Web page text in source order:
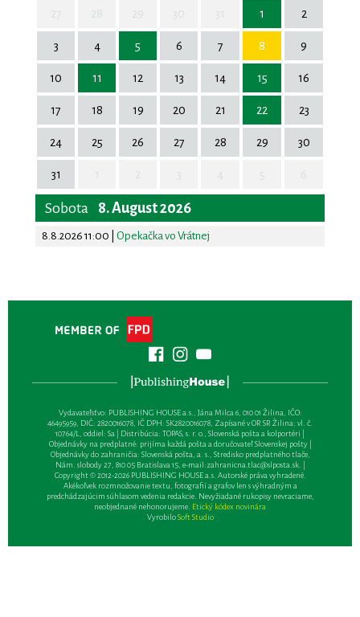
1 2
3 4 5 6 7 8 9
10 11 12 13 14 15 16
17 18 19 20 21 22 23
24 25 26 27 28 29 30
31
Sobota 8. August 2026
8.8.2026 11:00 Opekačka vo Vrátnej
Vydavateľsťvo: PUBLISHING HOUSE a.s., Jána Milca 6, 010 01 Žilina, IČO:
46495959, DIČ: 2820016078, IČ DPH: SK2820016078, Zapísané v OR SR Žilina: vl. č.
10764/L, oddiel: Sa | Distribúcia: TOPAS, s. r. o., Slovenská pošta a kolportéri |
Objednávky na predplatné: prijíma každá pošta a doručovateľ Slovenskej pošty |
Objednávky do zahraničia: Slovenská pošta, a. s., Stredisko predplatného tlače,
Nám. slobody 27, 810 05 Bratislava 15, e-mail:zahranicna.tlac@slposta.sk. |
Copyright © 2012-2026 PUBLISHING HOUSE a.s. Autorské práva vyhradené.
Akékoľvek rozmnožovanie textu, fotografií a grafov len s výhradným a
predchádzajúcim súhlasom vedenia redakcie. Nevyžiadané rukopisy nevraciame,
neobjednané nehonorujeme. Etický kódex novinára
VyrobiloSoft Studio